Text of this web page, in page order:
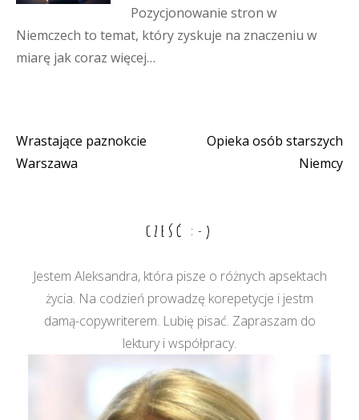
Pozycjonowanie stron w
Niemczech to temat, który zyskuje na znaczeniu w
miarę jak coraz więcej…
Nawigacja
Wrastające paznokcie
Warszawa
Opieka osób starszych
Niemcy
CZEŚĆ :-)
Jestem Aleksandra, która pisze o różnych apsektach
życia. Na codzień prowadzę korepetycje i jestm
damą-copywriterem. Lubię pisać. Zapraszam do
lektury i współpracy.